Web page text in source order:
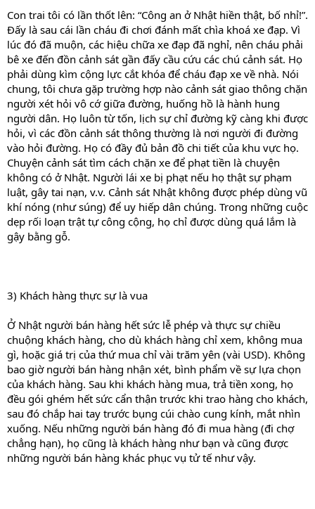
Con trai tôi có lần thốt lên: “Công an ở Nhật hiền thật, bố nhỉ!”.
Đấy là sau cái lần cháu đi chơi đánh mất chìa khoá xe đạp. Vì
lúc đó đã muộn, các hiệu chữa xe đạp đã nghỉ, nên cháu phải
bê xe đến đồn cảnh sát gần đấy cầu cứu các chú cảnh sát. Họ
phải dùng kìm cộng lực cắt khóa để cháu đạp xe về nhà. Nói
chung, tôi chưa gặp trường hợp nào cảnh sát giao thông chặn
người xét hỏi vô cớ giữa đường, huống hồ là hành hung
người dân. Họ luôn từ tốn, lịch sự chỉ đường kỹ càng khi được
hỏi, vì các đồn cảnh sát thông thường là nơi người đi đường
vào hỏi đường. Họ có đầy đủ bản đồ chi tiết của khu vực họ.
Chuyện cảnh sát tìm cách chặn xe để phạt tiền là chuyện
không có ở Nhật. Người lái xe bị phạt nếu họ thật sự phạm
luật, gây tai nạn, v.v. Cảnh sát Nhật không được phép dùng vũ
khí nóng (như súng) để uy hiếp dân chúng. Trong những cuộc
dẹp rối loạn trật tự công cộng, họ chỉ được dùng quá lắm là
gậy bằng gỗ.
3) Khách hàng thực sự là vua
Ở Nhật người bán hàng hết sức lễ phép và thực sự chiều
chuộng khách hàng, cho dù khách hàng chỉ xem, không mua
gì, hoặc giá trị của thứ mua chỉ vài trăm yên (vài USD). Không
bao giờ người bán hàng nhận xét, bình phẩm về sự lựa chọn
của khách hàng. Sau khi khách hàng mua, trả tiền xong, họ
đều gói ghém hết sức cẩn thận trước khi trao hàng cho khách,
sau đó chắp hai tay trước bụng cúi chào cung kính, mắt nhìn
xuống. Nếu những người bán hàng đó đi mua hàng (đi chợ
chẳng hạn), họ cũng là khách hàng như bạn và cũng được
những người bán hàng khác phục vụ tử tế như vậy.